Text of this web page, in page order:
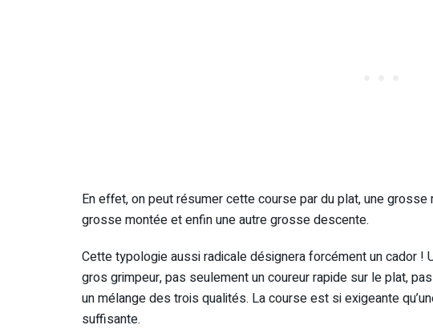
En effet, on peut résumer cette course par du plat, une
grosse montée et enfin une autre grosse descente.
Cette typologie aussi radicale désignera forcément un cador !
gros grimpeur, pas seulement un coureur rapide sur le plat,
un mélange des trois qualités. La course est si exigeante
suffisante.